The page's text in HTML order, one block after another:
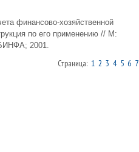
финансово-хозяйственной
по его применению // М:
2001.
Страница: 1 2 3 4 5 6 7